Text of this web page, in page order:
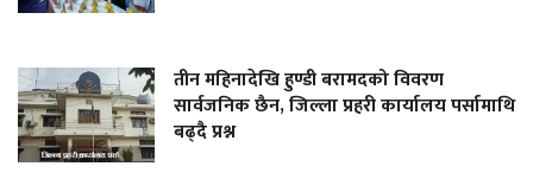
तीन महिनादेखि हुण्डी बरामदको विवरण
सार्वजनिक छैन, जिल्ला प्रहरी कार्यालय पर्सामाथि
बढ्दै प्रश्न